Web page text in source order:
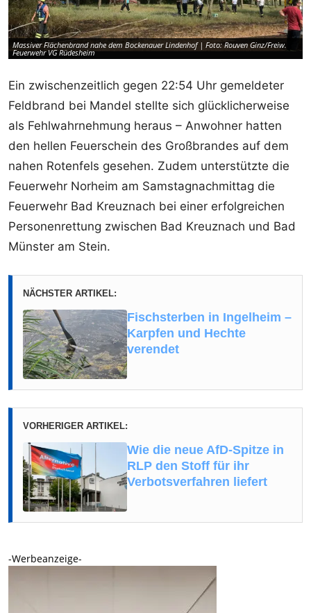
Massiver Flächenbrand nahe dem Bockenauer Lindenhof | Foto: Rouven Ginz/Freiw.
Feuerwehr VG Rüdesheim
Ein zwischenzeitlich gegen 22:54 Uhr gemeldeter
Feldbrand bei Mandel stellte sich glücklicherweise
als Fehlwahrnehmung heraus – Anwohner hatten
den hellen Feuerschein des Großbrandes auf dem
nahen Rotenfels gesehen. Zudem unterstützte die
Feuerwehr Norheim am Samstagnachmittag die
Feuerwehr Bad Kreuznach bei einer erfolgreichen
Personenrettung zwischen Bad Kreuznach und Bad
Münster am Stein.
NÄCHSTER ARTIKEL:
Fischsterben in Ingelheim –
Karpfen und Hechte
verendet
VORHERIGER ARTIKEL:
Wie die neue AfD-Spitze in
RLP den Stoff für ihr
Verbotsverfahren liefert
-Werbeanzeige-